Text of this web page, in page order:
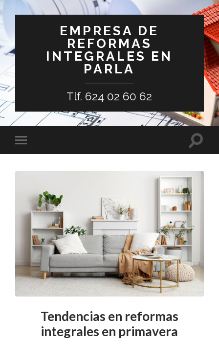
EMPRESA DE
REFORMAS
INTEGRALES EN
PARLA
Tlf. 624 02 60 62
Tendencias en reformas
integrales en primavera